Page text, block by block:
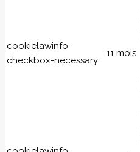
cookielawinfo-
checkbox-necessary
11 mois